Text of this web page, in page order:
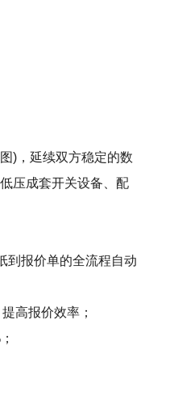
)，延续双方稳定的数
压成套开关设备、配
到报价单的全流程自动
高报价效率；